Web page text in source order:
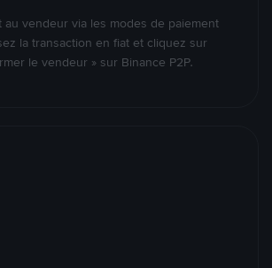
au vendeur via les modes de paiement
la transaction en fiat et cliquez sur
le vendeur » sur Binance P2P.